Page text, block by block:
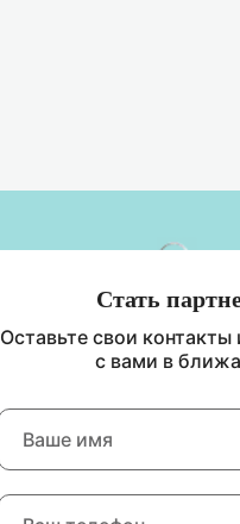
Стать
Оставьте свои
с вами в